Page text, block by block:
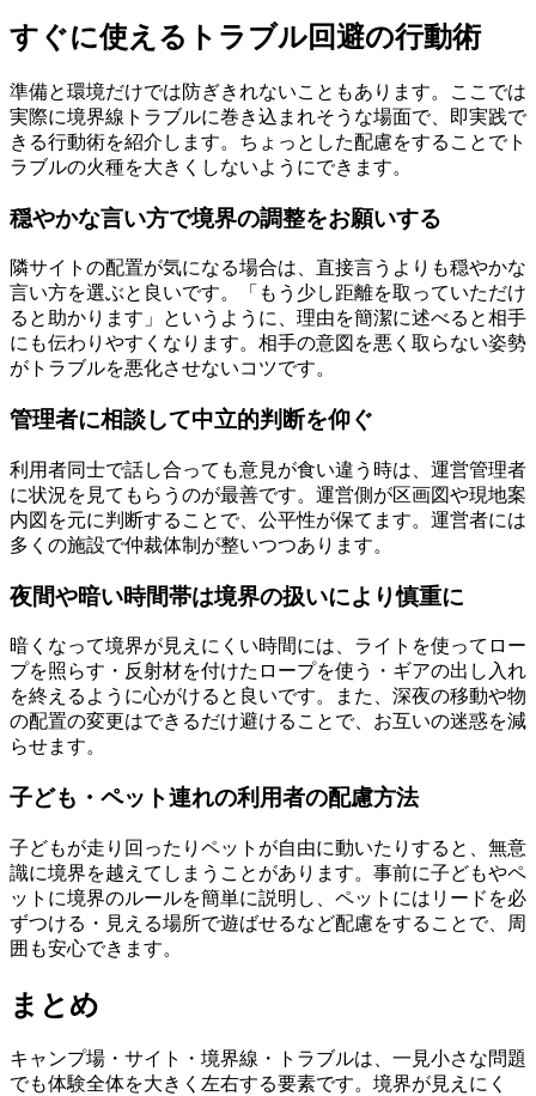
すぐに使えるトラブル回避の行動術
準備と環境だけでは防ぎきれないこともあります。ここでは
実際に境界線トラブルに巻き込まれそうな場面で、即実践で
きる行動術を紹介します。ちょっとした配慮をすることでト
ラブルの火種を大きくしないようにできます。
穏やかな言い方で境界の調整をお願いする
隣サイトの配置が気になる場合は、直接言うよりも穏やかな
言い方を選ぶと良いです。「もう少し距離を取っていただけ
ると助かります」というように、理由を簡潔に述べると相手
にも伝わりやすくなります。相手の意図を悪く取らない姿勢
がトラブルを悪化させないコツです。
管理者に相談して中立的判断を仰ぐ
利用者同士で話し合っても意見が食い違う時は、運営管理者
に状況を見てもらうのが最善です。運営側が区画図や現地案
内図を元に判断することで、公平性が保てます。運営者には
多くの施設で仲裁体制が整いつつあります。
夜間や暗い時間帯は境界の扱いにより慎重に
暗くなって境界が見えにくい時間には、ライトを使ってロー
プを照らす・反射材を付けたロープを使う・ギアの出し入れ
を終えるように心がけると良いです。また、深夜の移動や物
の配置の変更はできるだけ避けることで、お互いの迷惑を減
らせます。
子ども・ペット連れの利用者の配慮方法
子どもが走り回ったりペットが自由に動いたりすると、無意
識に境界を越えてしまうことがあります。事前に子どもやペ
ットに境界のルールを簡単に説明し、ペットにはリードを必
ずつける・見える場所で遊ばせるなど配慮をすることで、周
囲も安心できます。
まとめ
キャンプ場・サイト・境界線・トラブルは、一見小さな問題
でも体験全体を大きく左右する要素です。境界が見えにく